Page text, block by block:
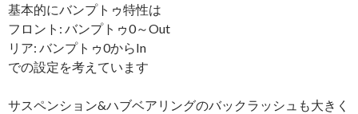
基本的にバンプトゥ特性は
フロント: バンプトゥ0～Out
リア: バンプトゥ0からIn
での設定を考えています
サスペンション&ハブベアリングのバックラッシュも大きく